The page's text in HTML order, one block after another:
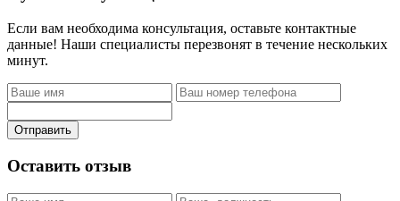
Если вам необходима консультация, оставьте контактные
данные! Наши специалисты перезвонят в течение нескольких
минут.
Отправить
Оставить отзыв